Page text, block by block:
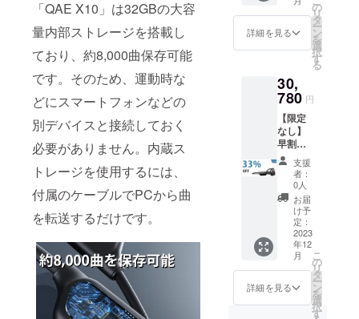
「QAE X10」は32GBの大容
量内部ストレージを搭載し
ており、約8,000曲保存可能
です。そのため、運動時な
どにスマートフォンなどの
別デバイスと接続しておく
必要がありません。内蔵ス
トレージを使用するには、
付属のケーブルでPCから曲
を転送するだけです。
×2 調節
用ひも
×2
格：
46,080
円（税
込） ※
送料無
本国内
限定）
内容
物：
「QAE
X10」
本体×3
充電
ケーブ
ル×3 日
本語取
扱説明
書×3 変
換アダ
プター
×3 調節
用ひも
詳細を見る
の
リ
タ
ー
ン
を
選
択
す
る
30,
780 円
【限定
なし】
早割
33％OF
F！
「QAE
X10」
×3 一般
販売予
定価
格：
46,080
円（税
込） ※
送料無
料（日
支援
者：
0人
お届
け予
定：
2023
年12
月
詳細を見る
こ
の
リ
タ
ー
ン
を
選
択
す